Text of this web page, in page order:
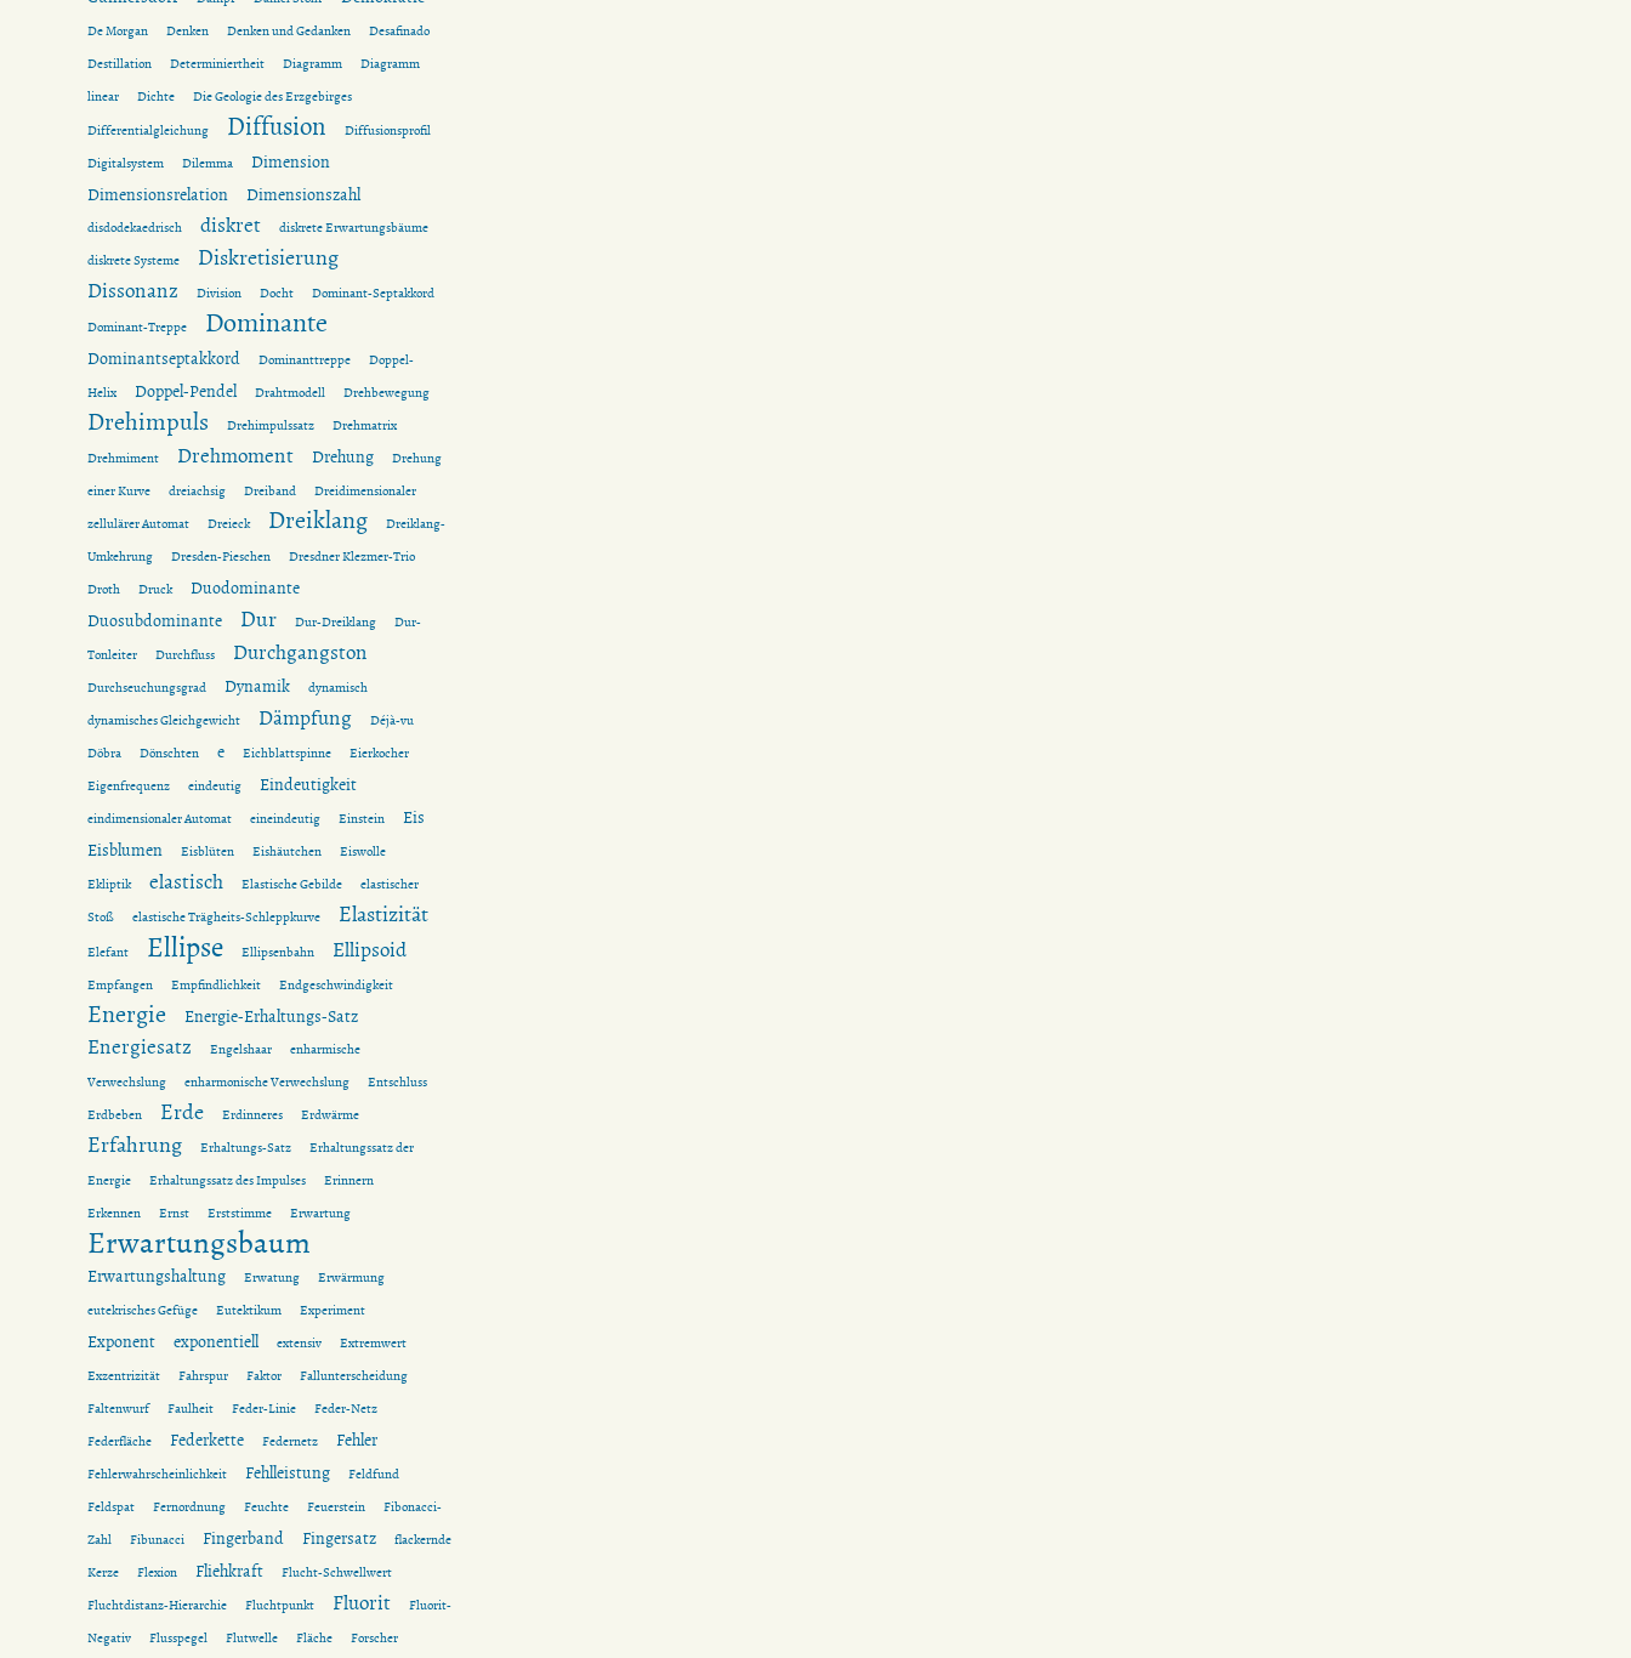
De Morgan Denken Denken und Gedanken
Desafinado
Destillation
Determiniertheit Diagramm
Diagramm
linear
Dichte
Die Geologie des Erzgebirges
Differentialgleichung
Diffusion
Diffusionsprofil
Digitalsystem
Dilemma
Dimension
Dimensionsrelation
Dimensionszahl
disdodekaedrisch diskret
diskrete Erwartungsbäume
diskrete Systeme
Diskretisierung
Dissonanz Division Docht
Dominant-Septakkord
Dominant-Treppe
Dominante
Dominantseptakkord Dominanttreppe
Doppel-
Helix
Doppel-Pendel Drahtmodell Drehbewegung
Drehimpuls Drehimpulssatz
Drehmatrix
Drehmiment
Drehmoment Drehung
Drehung
einer Kurve
dreiachsig Dreiband
Dreidimensionaler
zellulärer Automat
Dreieck Dreiklang
Dreiklang-
Umkehrung
Dresden-Pieschen
Dresdner Klezmer-Trio
Droth
Druck
Duodominante
Duosubdominante
Dur Dur-Dreiklang
Dur-
Tonleiter
Durchfluss Durchgangston
Durchseuchungsgrad Dynamik
dynamisch
dynamisches Gleichgewicht
Dämpfung
Déjà-vu
Döbra
Dönschten e Eichblattspinne
Eierkocher
Eigenfrequenz
eindeutig Eindeutigkeit
eindimensionaler Automat eineindeutig Einstein
Eis
Eisblumen
Eisblüten Eishäutchen
Eiswolle
Ekliptik
elastisch Elastische Gebilde
elastischer
Stoß
elastische Trägheits-Schleppkurve Elastizität
Elefant Ellipse Ellipsenbahn Ellipsoid
Empfangen Empfindlichkeit Endgeschwindigkeit
Energie Energie-Erhaltungs-Satz
Energiesatz Engelshaar
enharmische
Verwechslung
enharmonische Verwechslung
Entschluss
Erdbeben
Erde Erdinneres Erdwärme
Erfahrung Erhaltungs-Satz
Erhaltungssatz der
Energie
Erhaltungssatz des Impulses
Erinnern
Erkennen
Ernst Erststimme Erwartung
Erwartungsbaum
Erwartungshaltung Erwatung
Erwärmung
eutekrisches Gefüge
Eutektikum Experiment
Exponent exponentiell extensiv
Extremwert
Exzentrizität
Fahrspur Faktor
Fallunterscheidung
Faltenwurf
Faulheit Feder-Linie
Feder-Netz
Federfläche
Federkette Federnetz Fehler
Fehlerwahrscheinlichkeit Fehlleistung
Feldfund
Feldspat
Fernordnung Feuchte Feuerstein
Fibonacci-
Zahl
Fibunacci Fingerband Fingersatz
flackernde
Kerze
Flexion Fliehkraft
Flucht-Schwellwert
Fluchtdistanz-Hierarchie
Fluchtpunkt Fluorit
Fluorit-
Negativ
Flusspegel Flutwelle Fläche Forscher